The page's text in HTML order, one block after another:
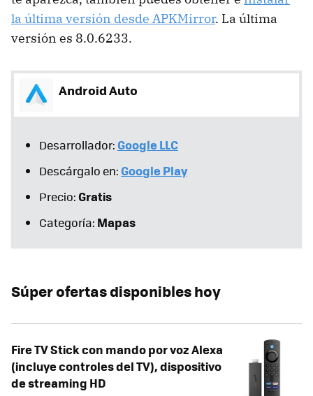
la última versión desde APKMirror. La última
versión es 8.0.6233.
Android Auto
Desarrollador: Google LLC
Descárgalo en: Google Play
Precio:Gratis
Categoría: Mapas
Súper ofertas disponibles hoy
Fire TV Stick con mando por voz Alexa
(incluye controles del TV), dispositivo
de streaming HD